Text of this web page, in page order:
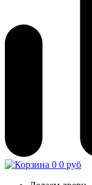
0 0 руб